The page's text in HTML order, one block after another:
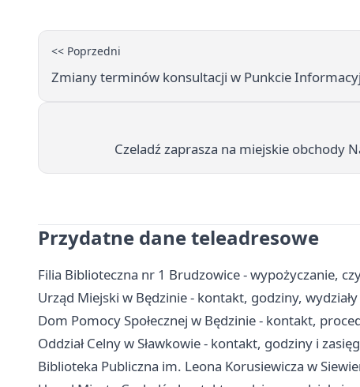
<< Poprzedni
Zmiany terminów konsultacji w Punkcie
Czeladź zaprasza na miejskie obchody
Przydatne dane teleadresowe
Filia Biblioteczna nr 1 Brudzowice - wypożyczanie,
Urząd Miejski w Będzinie - kontakt, godziny,
Dom Pomocy Społecznej w Będzinie - kontakt,
Oddział Celny w Sławkowie - kontakt, godziny i
Biblioteka Publiczna im. Leona Korusiewicza w